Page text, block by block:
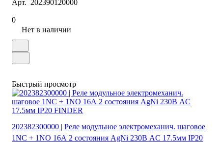
Арт. 202390120000
0
Нет в наличии
Быстрый просмотр
202382300000 | Реле модульное электромеханич. шаговое
1NC + 1NO 16А 2 состояния AgNi 230В AC 17.5мм IP20